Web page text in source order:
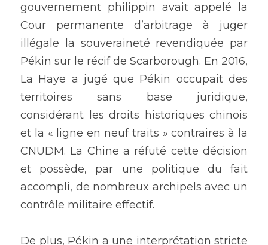
gouvernement philippin avait appelé la
Cour permanente d’arbitrage à juger
illégale la souveraineté revendiquée par
Pékin sur le récif de Scarborough. En 2016,
La Haye a jugé que Pékin occupait des
territoires sans base juridique,
considérant les droits historiques chinois
et la « ligne en neuf traits » contraires à la
CNUDM. La Chine a réfuté cette décision
et possède, par une politique du fait
accompli, de nombreux archipels avec un
contrôle militaire effectif.
De plus, Pékin a une interprétation stricte